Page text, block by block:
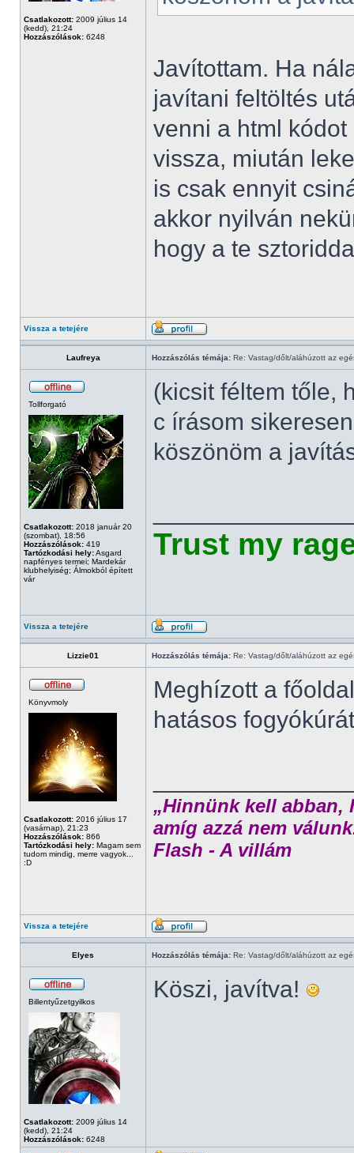
Csatlakozott: 2009 július 14
(kedd), 21:24
Hozzászólások: 6248
Javítottam. Ha
javítani feltöltés
venni a html
vissza, miután
is csak ennyit
akkor nyilván
hogy a te
Vissza a tetejére
Laufreya Hozzászólás témája: Re: Vastag/dőlt/aláhúzott az
Tollforgató
Csatlakozott: 2018 január 20
(szombat), 18:56
Hozzászólások: 419
Tartózkodási hely:Asgard
napfényes termei; Mardekár
klubhelyiség; Álmokból épített
vár
(kicsit féltem tőle,
c írásom
köszönöm a
Trust my
Vissza a tetejére
Lizzie01 Hozzászólás témája: Re: Vastag/dőlt/aláhúzott az
Könyvmoly
Csatlakozott: 2016 július 17
(vasárnap), 21:23
Hozzászólások: 866
Tartózkodási hely: Magam sem
tudom mindig, merre vagyok...
:D
Meghízott a
hatásos
„Hinnünk kell abban,
amíg azzá nem
Flash - A villám
Vissza a tetejére
Elyes Hozzászólás témája: Re: Vastag/dőlt/aláhúzott az
Billentyűzetgyilkos
Csatlakozott: 2009 július 14
(kedd), 21:24
Hozzászólások: 6248
Köszi, javítva!